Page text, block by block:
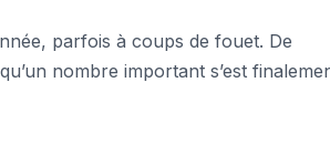
parfois à coups de fouet. De
nombre important s’est